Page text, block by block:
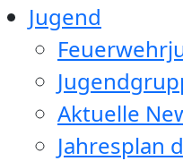
Jugend
Aktuelle
Jahresplan